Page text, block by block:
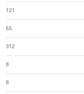
121
65
312
8
8